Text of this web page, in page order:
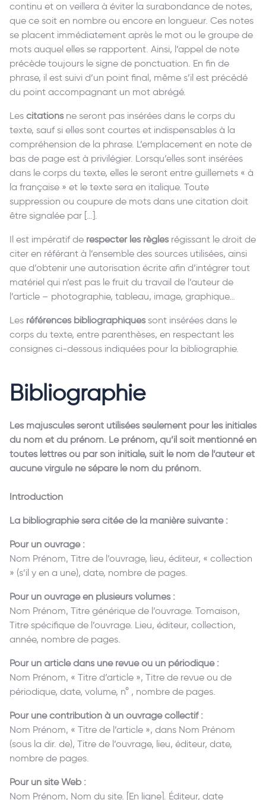
continu et on veillera à éviter la surabondance de notes,
que ce soit en nombre ou encore en longueur. Ces notes
se placent immédiatement après le mot ou le groupe de
mots auquel elles se rapportent. Ainsi, l’appel de note
précède toujours le signe de ponctuation. En fin de
phrase, il est suivi d’un point final, même s’il est précédé
du point accompagnant un mot abrégé.
Les citationsne seront pas insérées dans le corps du
texte, sauf si elles sont courtes et indispensables à la
compréhension de la phrase. L’emplacement en note de
bas de page est à privilégier. Lorsqu’elles sont insérées
dans le corps du texte, elles le seront entre guillemets « à
la française » et le texte sera en italique. Toute
suppression ou coupure de mots dans une citation doit
être signalée par […].
Il est impératif de respecter les règlesrégissant le droit de
citer en référant à l’ensemble des sources utilisées, ainsi
que d’obtenir une autorisation écrite afin d’intégrer tout
matériel qui n’est pas le fruit du travail de l’auteur de
l’article – photographie, tableau, image, graphique…
Les références bibliographiquessont insérées dans le
corps du texte, entre parenthèses, en respectant les
consignes ci-dessous indiquées pour la bibliographie.
Bibliographie
Les majuscules seront utilisées seulement pour les initiales
du nom et du prénom. Le prénom, qu’il soit mentionné en
toutes lettres ou par son initiale, suit le nom de l’auteur et
aucune virgule ne sépare le nom du prénom.
Introduction
La bibliographie sera citée de la manière suivante :
Pour un ouvrage :
Nom Prénom, Titre de l’ouvrage, lieu, éditeur, « collection
» (s’il y en a une), date, nombre de pages.
Pour un ouvrage en plusieurs volumes :
Nom Prénom, Titre générique de l’ouvrage. Tomaison,
Titre spécifique de l’ouvrage. Lieu, éditeur, collection,
année, nombre de pages.
Pour un article dans une revue ou un périodique :
Nom Prénom, « Titre d’article », Titre de revue ou de
périodique, date, volume, n° , nombre de pages.
Pour une contribution à un ouvrage collectif :
Nom Prénom, « Titre de l’article », dans Nom Prénom
(sous la dir. de), Titre de l’ouvrage, lieu, éditeur, date,
nombre de pages.
Pour un site Web :
Nom Prénom, Nom du site. [En ligne]. Éditeur, date